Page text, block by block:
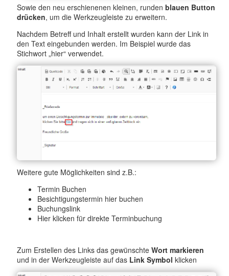
Sowie den neu erschienenen kleinen, runden blauen Button
drücken, um die Werkzeugleiste zu erweitern.
Nachdem Betreff und Inhalt erstellt wurden kann der Link in
den Text eingebunden werden. Im Beispiel wurde das
Stichwort „hier“ verwendet.
Weitere gute Möglichkeiten sind z.B.:
Termin Buchen
Besichtigungstermin hier buchen
Buchungslink
Hier klicken für direkte Terminbuchung
Zum Erstellen des Links das gewünschte Wort markieren
und in der Werkzeugleiste auf das Link Symbol klicken